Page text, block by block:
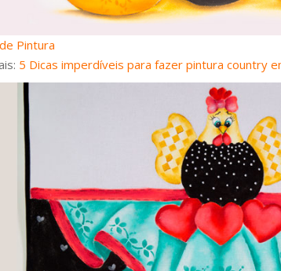
Pintura
5 Dicas imperdíveis para fazer pintura country